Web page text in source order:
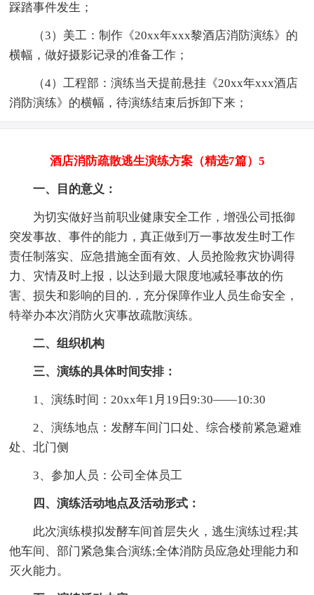
踩踏事件发生；
（3）美工：制作《20xx年xxx黎酒店消防演练》的
横幅，做好摄影记录的准备工作；
（4）工程部：演练当天提前悬挂《20xx年xxx酒店
消防演练》的横幅，待演练结束后拆卸下来；
酒店消防疏散逃生演练方案（精选7篇）5
一、目的意义：
为切实做好当前职业健康安全工作，增强公司抵御
突发事故、事件的能力，真正做到万一事故发生时工作
责任制落实、应急措施全面有效、人员抢险救灾协调得
力、灾情及时上报，以达到最大限度地减轻事故的伤
害、损失和影响的目的.，充分保障作业人员生命安全，
特举办本次消防火灾事故疏散演练。
二、组织机构
三、演练的具体时间安排：
1、演练时间：20xx年1月19日9:30——10:30
2、演练地点：发酵车间门口处、综合楼前紧急避难
处、北门侧
3、参加人员：公司全体员工
四、演练活动地点及活动形式：
此次演练模拟发酵车间首层失火，逃生演练过程;其
他车间、部门紧急集合演练;全体消防员应急处理能力和
灭火能力。